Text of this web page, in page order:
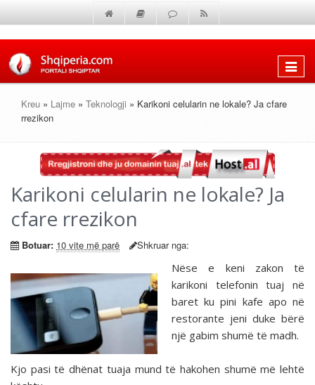
Shfaq
Kreu » Lajme » Teknologji » Karikoni celularin ne lokale? Ja cfare
rrezikon
Karikoni celularin ne lokale? Ja
cfare rrezikon
Botuar: 10 vite më parë Shkruar nga:
Nëse e keni zakon të
karikoni telefonin tuaj në
baret ku pini kafe apo në
restorante jeni duke bërë
një gabim shumë të madh.
Kjo pasi të dhënat tuaja mund të hakohen shumë më lehtë